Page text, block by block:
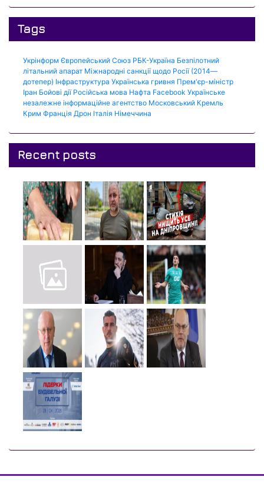
Tags
Укрінформ Європейський Союз РБК-Україна Безпілотний
літальний апарат Міжнародні санкції щодо Росії (2014—
дотепер) Інфраструктура Українська гривня Прем'єр-міністр
Іран Бойові дії Російська мова Нафта Facebook Українське
незалежне інформаційне агентство Московський Кремль
Крим Франція Дрон Італія Німеччина
Recent posts